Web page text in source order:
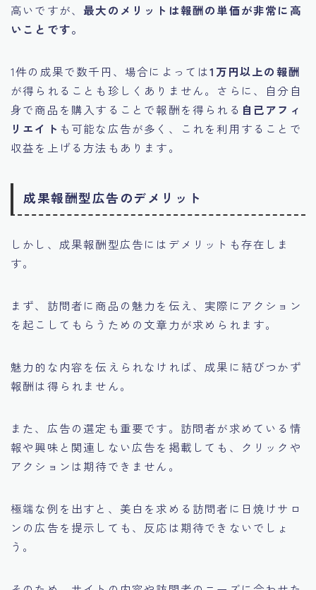
高いですが、最大のメリットは報酬の単価が非常に高
いことです。
1件の成果で数千円、場合によっては1万円以上の報酬
が得られることも珍しくありません。さらに、自分自
身で商品を購入することで報酬を得られる 自己アフィ
リエイト も可能な広告が多く、これを利用することで
収益を上げる方法もあります。
成果報酬型広告のデメリット
しかし、成果報酬型広告にはデメリットも存在しま
す。
まず、訪問者に商品の魅力を伝え、 実際にアクション
を起こしてもらうための文章力が求められます。
魅力的な内容を伝えられなければ、成果に結びつかず
報酬は得られません。
また、広告の選定も重要です。訪問者が求めている情
報や興味と関連しない広告を掲載しても、クリックや
アクションは期待できません。
極端な例を出すと、美白を求める訪問者に日焼けサロ
ンの広告を提示しても、反応は期待できないでしょ
う。